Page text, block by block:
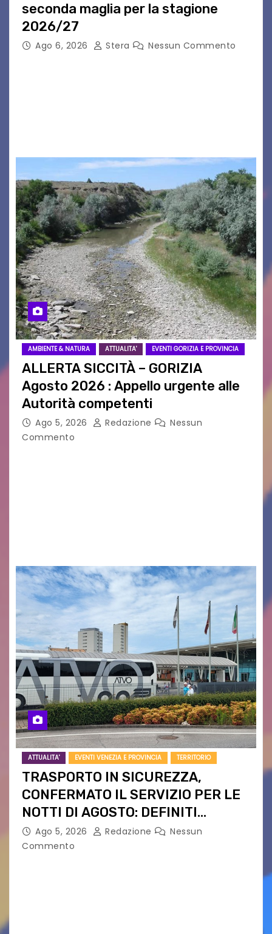
seconda maglia per la stagione
2026/27
Ago 6, 2026 Stera Nessun Commento
AMBIENTE & NATURA ATTUALITA' EVENTI GORIZIA E PROVINCIA
ALLERTA SICCITÀ – GORIZIA
Agosto 2026 : Appello urgente alle
Autorità competenti
Ago 5, 2026 Redazione
Nessun
Commento
ATTUALITA' EVENTI VENEZIA E PROVINCIA TERRITORIO
TRASPORTO IN SICUREZZA,
CONFERMATO IL SERVIZIO PER LE
NOTTI DI AGOSTO: DEFINITI
PERCORSI, FERMATE E ORARIO
Ago 5, 2026 Redazione
Nessun
Commento